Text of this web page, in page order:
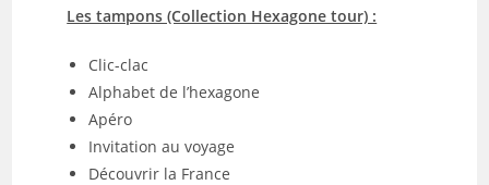
Les tampons (Collection Hexagone tour) :
Clic-clac
Alphabet de l’hexagone
Apéro
Invitation au voyage
Découvrir la France